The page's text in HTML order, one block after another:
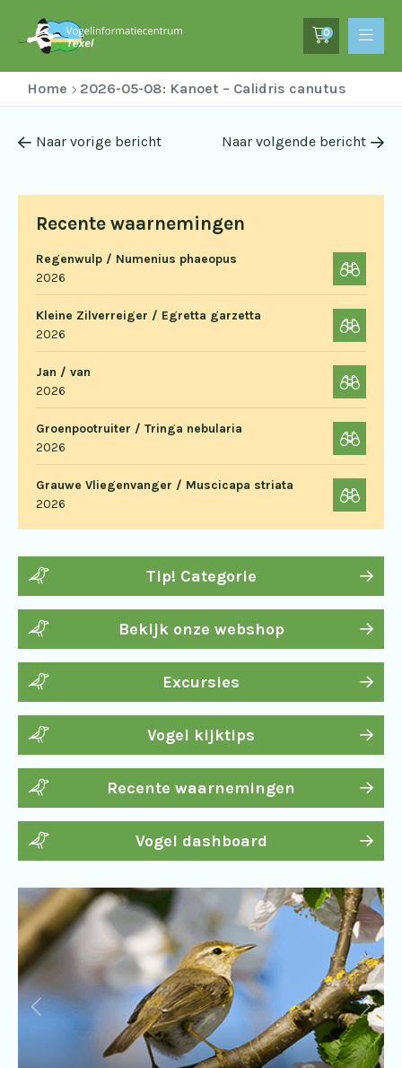
0
Home 2026-05-08: Kanoet – Calidris canutus
Recente waarnemingen
Regenwulp / Numenius phaeopus
2026
Kleine Zilverreiger / Egretta garzetta
2026
Jan / van
2026
Groenpootruiter / Tringa nebularia
2026
Grauwe Vliegenvanger / Muscicapa striata
2026
Tip! Categorie
Bekijk onze webshop
Excursies
Vogel kijktips
Recente waarnemingen
Vogel dashboard
Naar vorige bericht Naar volgende bericht